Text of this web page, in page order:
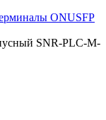
ONUSFP
SNR-PLC-M-